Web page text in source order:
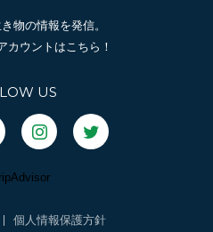
物の情報を発信。
カウントはこちら！
US
個人情報保護方針